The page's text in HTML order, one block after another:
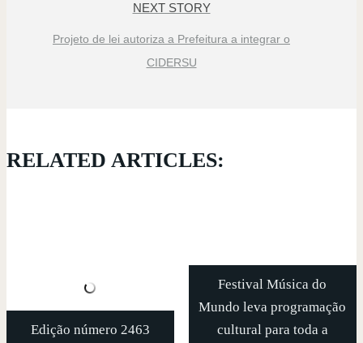
NEXT STORY
Projeto de lei autoriza a Prefeitura a integrar o
CIDERSU
RELATED ARTICLES:
Edição número 2463
Festival Música do
Mundo leva programação
cultural para toda a